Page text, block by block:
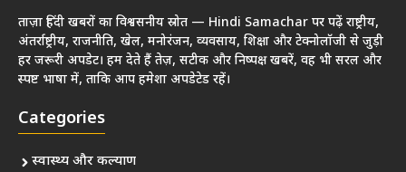
ताज़ा हिंदी खबरों का विश्वसनीय स्रोत — Hindi Samachar पर पढ़ें राष्ट्रीय,
अंतर्राष्ट्रीय, राजनीति, खेल, मनोरंजन, व्यवसाय, शिक्षा और टेक्नोलॉजी से जुड़ी
हर जरूरी अपडेट। हम देते हैं तेज़, सटीक और निष्पक्ष खबरें, वह भी सरल और
स्पष्ट भाषा में, ताकि आप हमेशा अपडेटेड रहें।
Categories
स्वास्थ्य और कल्याण